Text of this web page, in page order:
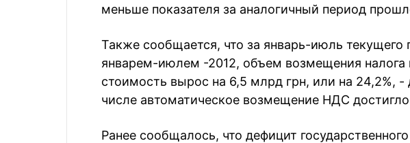
меньше показателя за аналогичный период
Также сообщается, что за январь-июль текущего
январем-июлем -2012, объем возмещения налога
стоимость вырос на 6,5 млрд грн, или на 24,2%,
числе автоматическое возмещение НДС
Ранее сообщалось, что дефицит